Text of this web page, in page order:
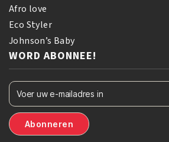
Afro love
Eco Styler
Johnson’s Baby
WORD ABONNEE!